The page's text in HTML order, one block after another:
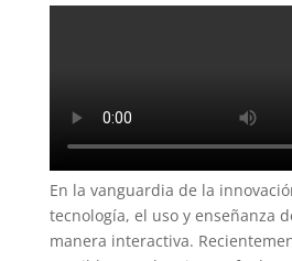
En la vanguardia de la
tecnología, el uso y enseñanza
manera interactiva.